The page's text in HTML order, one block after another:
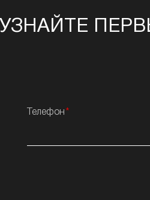
УЗНАЙТЕ
Телефон